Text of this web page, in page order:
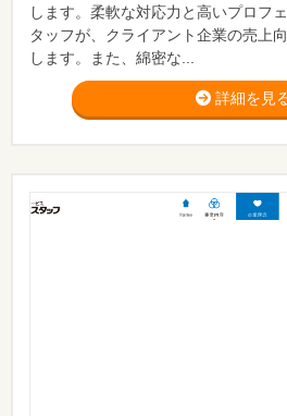
します。柔軟な対応力と高いプロフ
タッフが、クライアント企業の売上
します。また、綿密な...
詳細を見